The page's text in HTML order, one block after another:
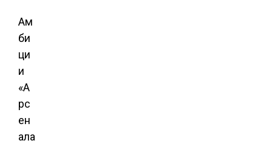
Ам
би
ци
и
«А
рс
ен
ала